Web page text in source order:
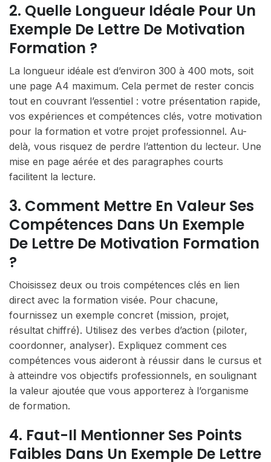
2. Quelle Longueur Idéale Pour Un
Exemple De Lettre De Motivation
Formation ?
La longueur idéale est d’environ 300 à 400 mots, soit
une page A4 maximum. Cela permet de rester concis
tout en couvrant l’essentiel : votre présentation rapide,
vos expériences et compétences clés, votre motivation
pour la formation et votre projet professionnel. Au-
delà, vous risquez de perdre l’attention du lecteur. Une
mise en page aérée et des paragraphes courts
facilitent la lecture.
3. Comment Mettre En Valeur Ses
Compétences Dans Un Exemple
De Lettre De Motivation Formation
?
Choisissez deux ou trois compétences clés en lien
direct avec la formation visée. Pour chacune,
fournissez un exemple concret (mission, projet,
résultat chiffré). Utilisez des verbes d’action (piloter,
coordonner, analyser). Expliquez comment ces
compétences vous aideront à réussir dans le cursus et
à atteindre vos objectifs professionnels, en soulignant
la valeur ajoutée que vous apporterez à l’organisme
de formation.
4. Faut-Il Mentionner Ses Points
Faibles Dans Un Exemple De Lettre